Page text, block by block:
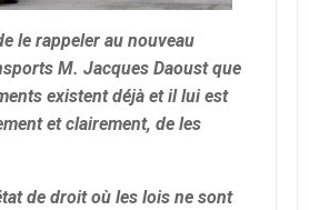
le rappeler au nouveau
M. Jacques Daoust que
existent déjà et il lui est
et clairement, de les
de droit où les lois ne sont